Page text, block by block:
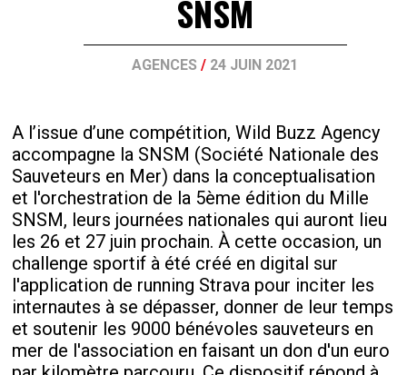
SNSM
AGENCES / 24 JUIN 2021
A l’issue d’une compétition, Wild Buzz Agency
accompagne la SNSM (Société Nationale des
Sauveteurs en Mer) dans la conceptualisation
et l'orchestration de la 5ème édition du Mille
SNSM, leurs journées nationales qui auront lieu
les 26 et 27 juin prochain. À cette occasion, un
challenge sportif à été créé en digital sur
l'application de running Strava pour inciter les
internautes à se dépasser, donner de leur temps
et soutenir les 9000 bénévoles sauveteurs en
mer de l'association en faisant un don d'un euro